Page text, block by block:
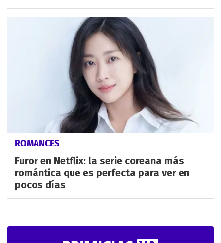
ROMANCES
Furor en Netflix: la serie coreana más
romántica que es perfecta para ver en
pocos días